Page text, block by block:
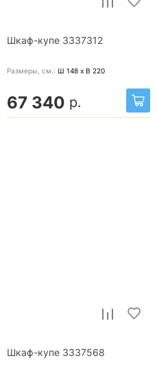
Шкаф-купе 3337312
Размеры, cм.: Ш 148 x В 220
67 340 р.
Шкаф-купе 3337568